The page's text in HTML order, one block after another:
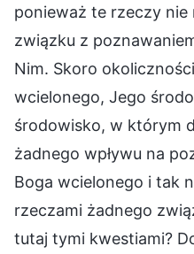
ponieważ te rzeczy nie
związku z
Nim. Skoro
wcielonego, Jego
środowisko, w którym
żadnego wpływu na
Boga wcielonego i tak
rzeczami żadnego
tutaj tymi kwestiami?